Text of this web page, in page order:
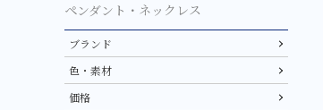
ペンダント・ネックレス
ブランド
色・素材
価格